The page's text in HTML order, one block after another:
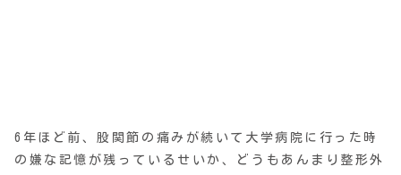
6年ほど前、股関節の痛みが続いて大学病院に行った時
の嫌な記憶が残っているせいか、どうもあんまり整形外